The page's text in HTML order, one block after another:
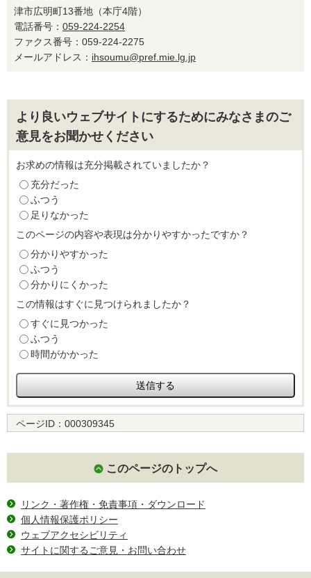
津市広明町13番地（本庁4階）
電話番号： 059-224-2254
ファクス番号：059-224-2275
メールアドレス： ihsoumu@pref.mie.lg.jp
より良いウェブサイトにするためにみなさまのご
意見をお聞かせください
お求めの情報は充分掲載されていましたか？
充分だった
ふつう
足りなかった
このページの内容や表現は分かりやすかったですか？
分かりやすかった
ふつう
分かりにくかった
この情報はすぐに見つけられましたか？
すぐに見つかった
ふつう
時間がかかった
ページID： 000309345
このページのトップへ
リンク・著作権・免責事項・ダウンロード
個人情報保護ポリシー
ウェブアクセシビリティ
サイトに関するご意見・お問い合わせ